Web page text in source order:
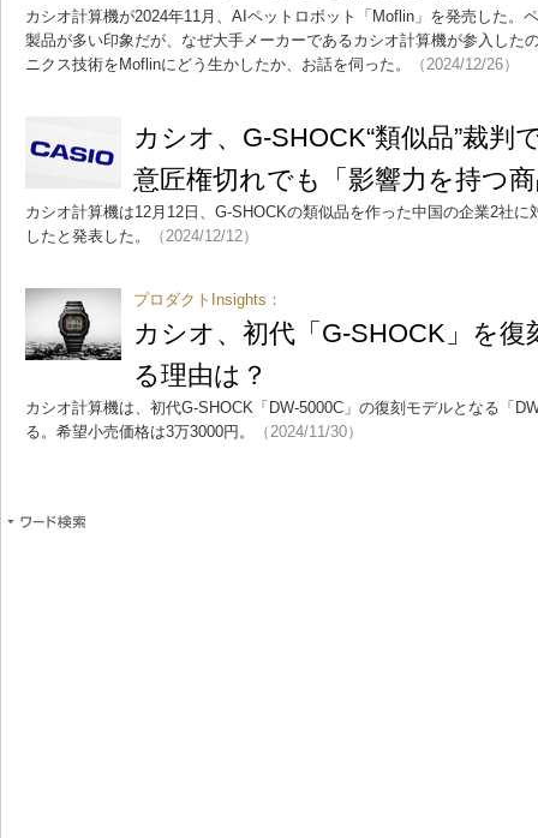
カシオ計算機が2024年11月、AIペットロボット「Moflin」を発売した。
製品が多い印象だが、なぜ大手メーカーであるカシオ計算機が参入した
ニクス技術をMoflinにどう生かしたか、お話を伺った。
（2024/12/26）
カシオ、G-SHOCK“類似品”裁
意匠権切れでも「影響力を持つ
カシオ計算機は12月12日、G-SHOCKの類似品を作った中国の企業2社
したと発表した。
（2024/12/12）
プロダクトInsights：
カシオ、初代「G-SHOCK」を
る理由は？
カシオ計算機は、初代G-SHOCK「DW-5000C」の復刻モデルとなる「
る。希望小売価格は3万3000円。
（2024/11/30）